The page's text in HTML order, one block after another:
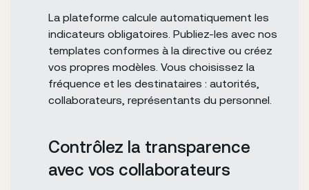
La plateforme calcule automatiquement les
indicateurs obligatoires. Publiez-les avec nos
templates conformes à la directive ou créez
vos propres modèles. Vous choisissez la
fréquence et les destinataires : autorités,
collaborateurs, représentants du personnel.
Contrôlez la transparence
avec vos collaborateurs